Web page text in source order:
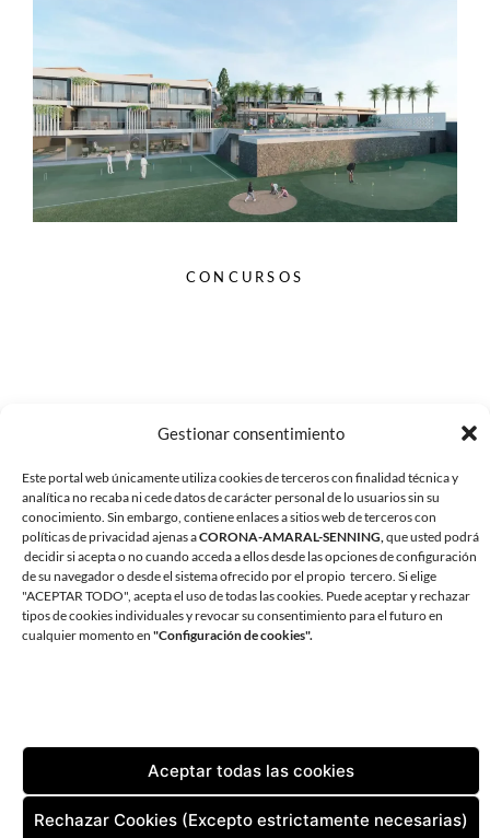
Gestionar consentimiento
Este portal web únicamente utiliza cookies de terceros con finalidad técnica y
analítica no recaba ni cede datos de carácter personal de lo usuarios sin su
conocimiento. Sin embargo, contiene enlaces a sitios web de terceros con
políticas de privacidad ajenas aCORONA-AMARAL-SENNING,que usted podrá
decidir si acepta o no cuando acceda a ellos desde las opciones de configuración
de su navegador o desde el sistema ofrecido por el propio tercero. Si elige
"ACEPTAR TODO", acepta el uso de todas las cookies. Puede aceptar y rechazar
tipos de cookies individuales y revocar su consentimiento para el futuro en
cualquier momento en "Configuración de cookies".
Aceptar todas las cookies
Rechazar Cookies (Excepto estrictamente necesarias)
CONCURSOS
CORONA AMARAL SENNING ARQUITECTURA
CONTACTO AVISO LEGAL
POLÍTICA DE PRIVACIDAD
POLÍTICA DE COOKIES (UE)